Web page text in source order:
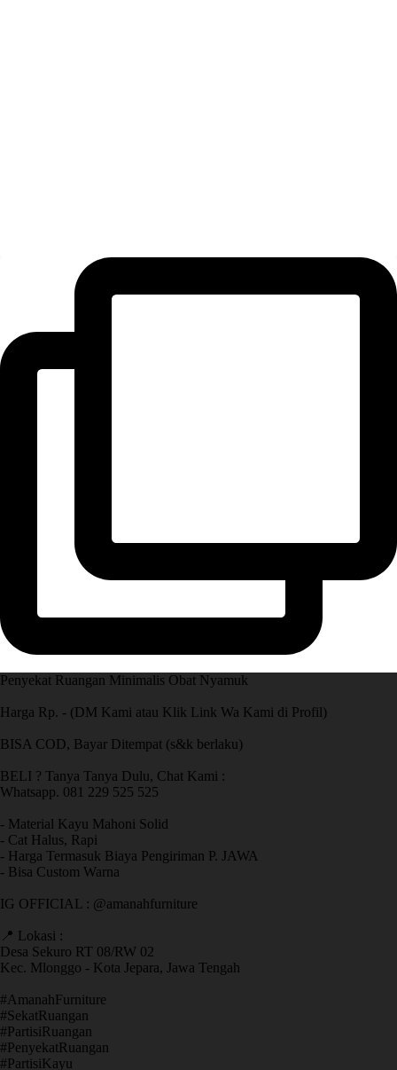
Penyekat Ruangan Minimalis Obat Nyamuk
Harga Rp. - (DM Kami atau Klik Link Wa Kami di Profil)
BISA COD, Bayar Ditempat (s&k berlaku)
BELI ? Tanya Tanya Dulu, Chat Kami :
Whatsapp. 081 229 525 525
- Material Kayu Mahoni Solid
- Cat Halus, Rapi
- Harga Termasuk Biaya Pengiriman P. JAWA
- Bisa Custom Warna
IG OFFICIAL : @amanahfurniture
📍 Lokasi :
Desa Sekuro RT 08/RW 02
Kec. Mlonggo - Kota Jepara, Jawa Tengah
​#AmanahFurniture
​#SekatRuangan
​#PartisiRuangan
​#PenyekatRuangan
​#PartisiKayu